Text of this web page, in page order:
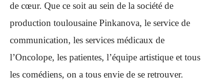
de cœur. Que ce soit au sein de la société de
production toulousaine Pinkanova, le service de
communication, les services médicaux de
l’Oncolope, les patientes, l’équipe artistique et tous
les comédiens, on a tous envie de se retrouver.